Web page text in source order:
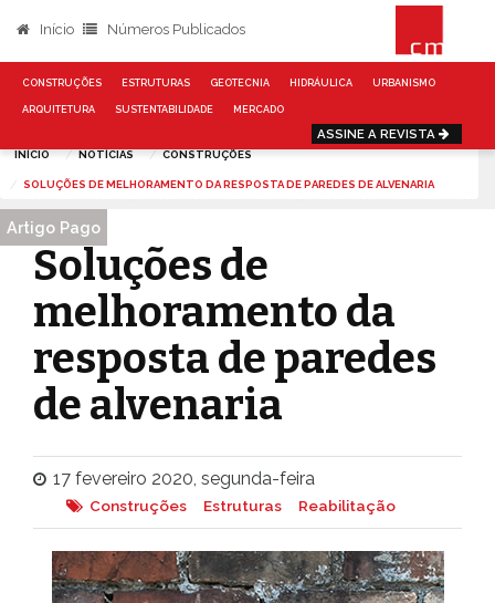
Início Números Publicados
CONSTRUÇÕES ESTRUTURAS GEOTECNIA HIDRÁULICA URBANISMO
ARQUITETURA SUSTENTABILIDADE MERCADO
ASSINE A REVISTA
INÍCIO NOTÍCIAS CONSTRUÇÕES
SOLUÇÕES DE MELHORAMENTO DA RESPOSTA DE PAREDES DE ALVENARIA
Soluções de
melhoramento da
resposta de paredes
de alvenaria
Artigo Pago
17 fevereiro 2020, segunda-feira
Construções Estruturas Reabilitação